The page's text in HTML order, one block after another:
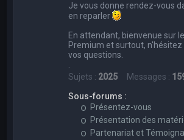
Je vous donne rendez-vous
en reparler
En attendant, bienvenue sur
Premium et surtout, n'hésitez
vos questions.
Sujets : 2025 Messages :
Sous-forums :
Présentez-vous
Présentation des
Partenariat et